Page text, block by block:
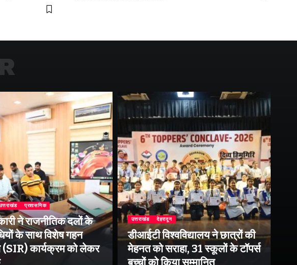
प्रशासनिक
ने राजनीतिक दलों के
के साथ विशेष गहन
(SIR) कार्यक्रम को लेकर
उत्तराखंड देहरादून
डीआईटी विश्वविद्यालय ने छात्रों की
मेहनत को सराहा, 31 स्कूलों के टॉपर्स